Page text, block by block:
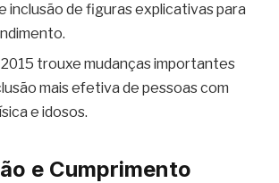
inclusão de figuras explicativas para
trouxe mudanças importantes
mais efetiva de pessoas com
e idosos.
e Cumprimento